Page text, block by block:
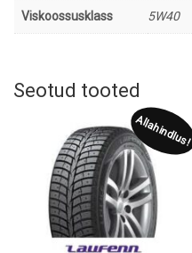
Viskoossusklass 5W40
Seotud tooted
Allahindlus!